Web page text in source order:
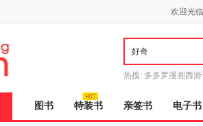
欢迎光
热搜: 多多罗漫画西游
图书 特装书 亲签书 电子书